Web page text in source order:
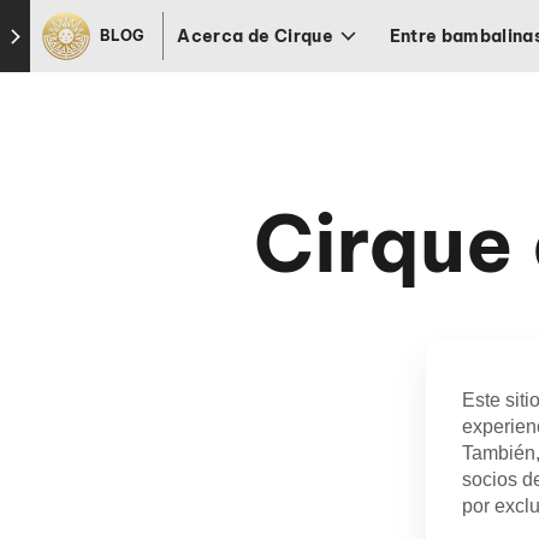
Skip to footer
BLOG Acerca de Cirque Entre
Cirque
Este
socios
por